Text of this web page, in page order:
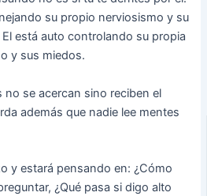
su propio nerviosismo y su
está auto controlando su propia
y sus miedos.
no se acercan sino reciben el
además que nadie lee mentes
y estará pensando en: ¿Cómo
¿Qué pasa si digo alto